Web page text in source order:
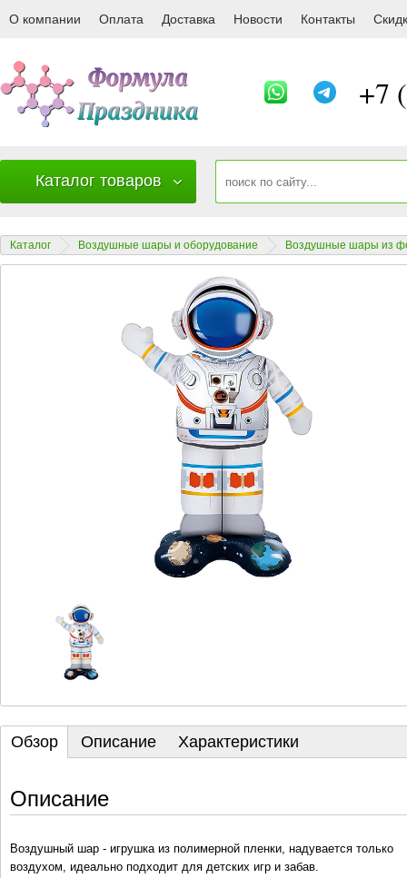
24394NP Шар 3D (35''/89 см) Фигура на
О компании Оплата Доставка Новости Контакты
+7
Каталог товаров
Каталог Воздушные шары и оборудование Воздушные шары из
Обзор Описание Характеристики
Описание
Воздушный шар - игрушка из полимерной пленки, надувается только
воздухом, идеально подходит для детских игр и забав.